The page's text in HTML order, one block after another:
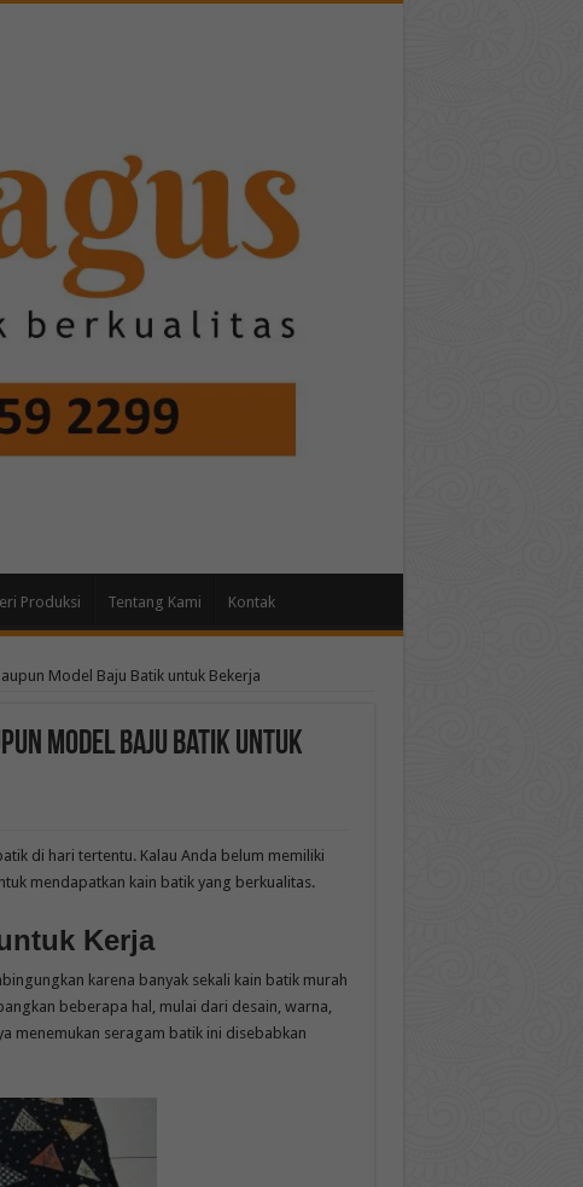
Produksi Tentang Kami Kontak
Model Baju Batik untuk Bekerja
Model Baju Batik untuk
di hari tertentu. Kalau Anda belum memiliki
mendapatkan kain batik yang berkualitas.
Kerja
karena banyak sekali kain batik murah
beberapa hal, mulai dari desain, warna,
menemukan seragam batik ini disebabkan